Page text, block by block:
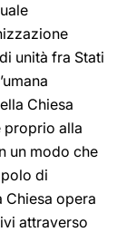
unità fra Stati
Chiesa
proprio alla
un modo che
di
opera
attraverso